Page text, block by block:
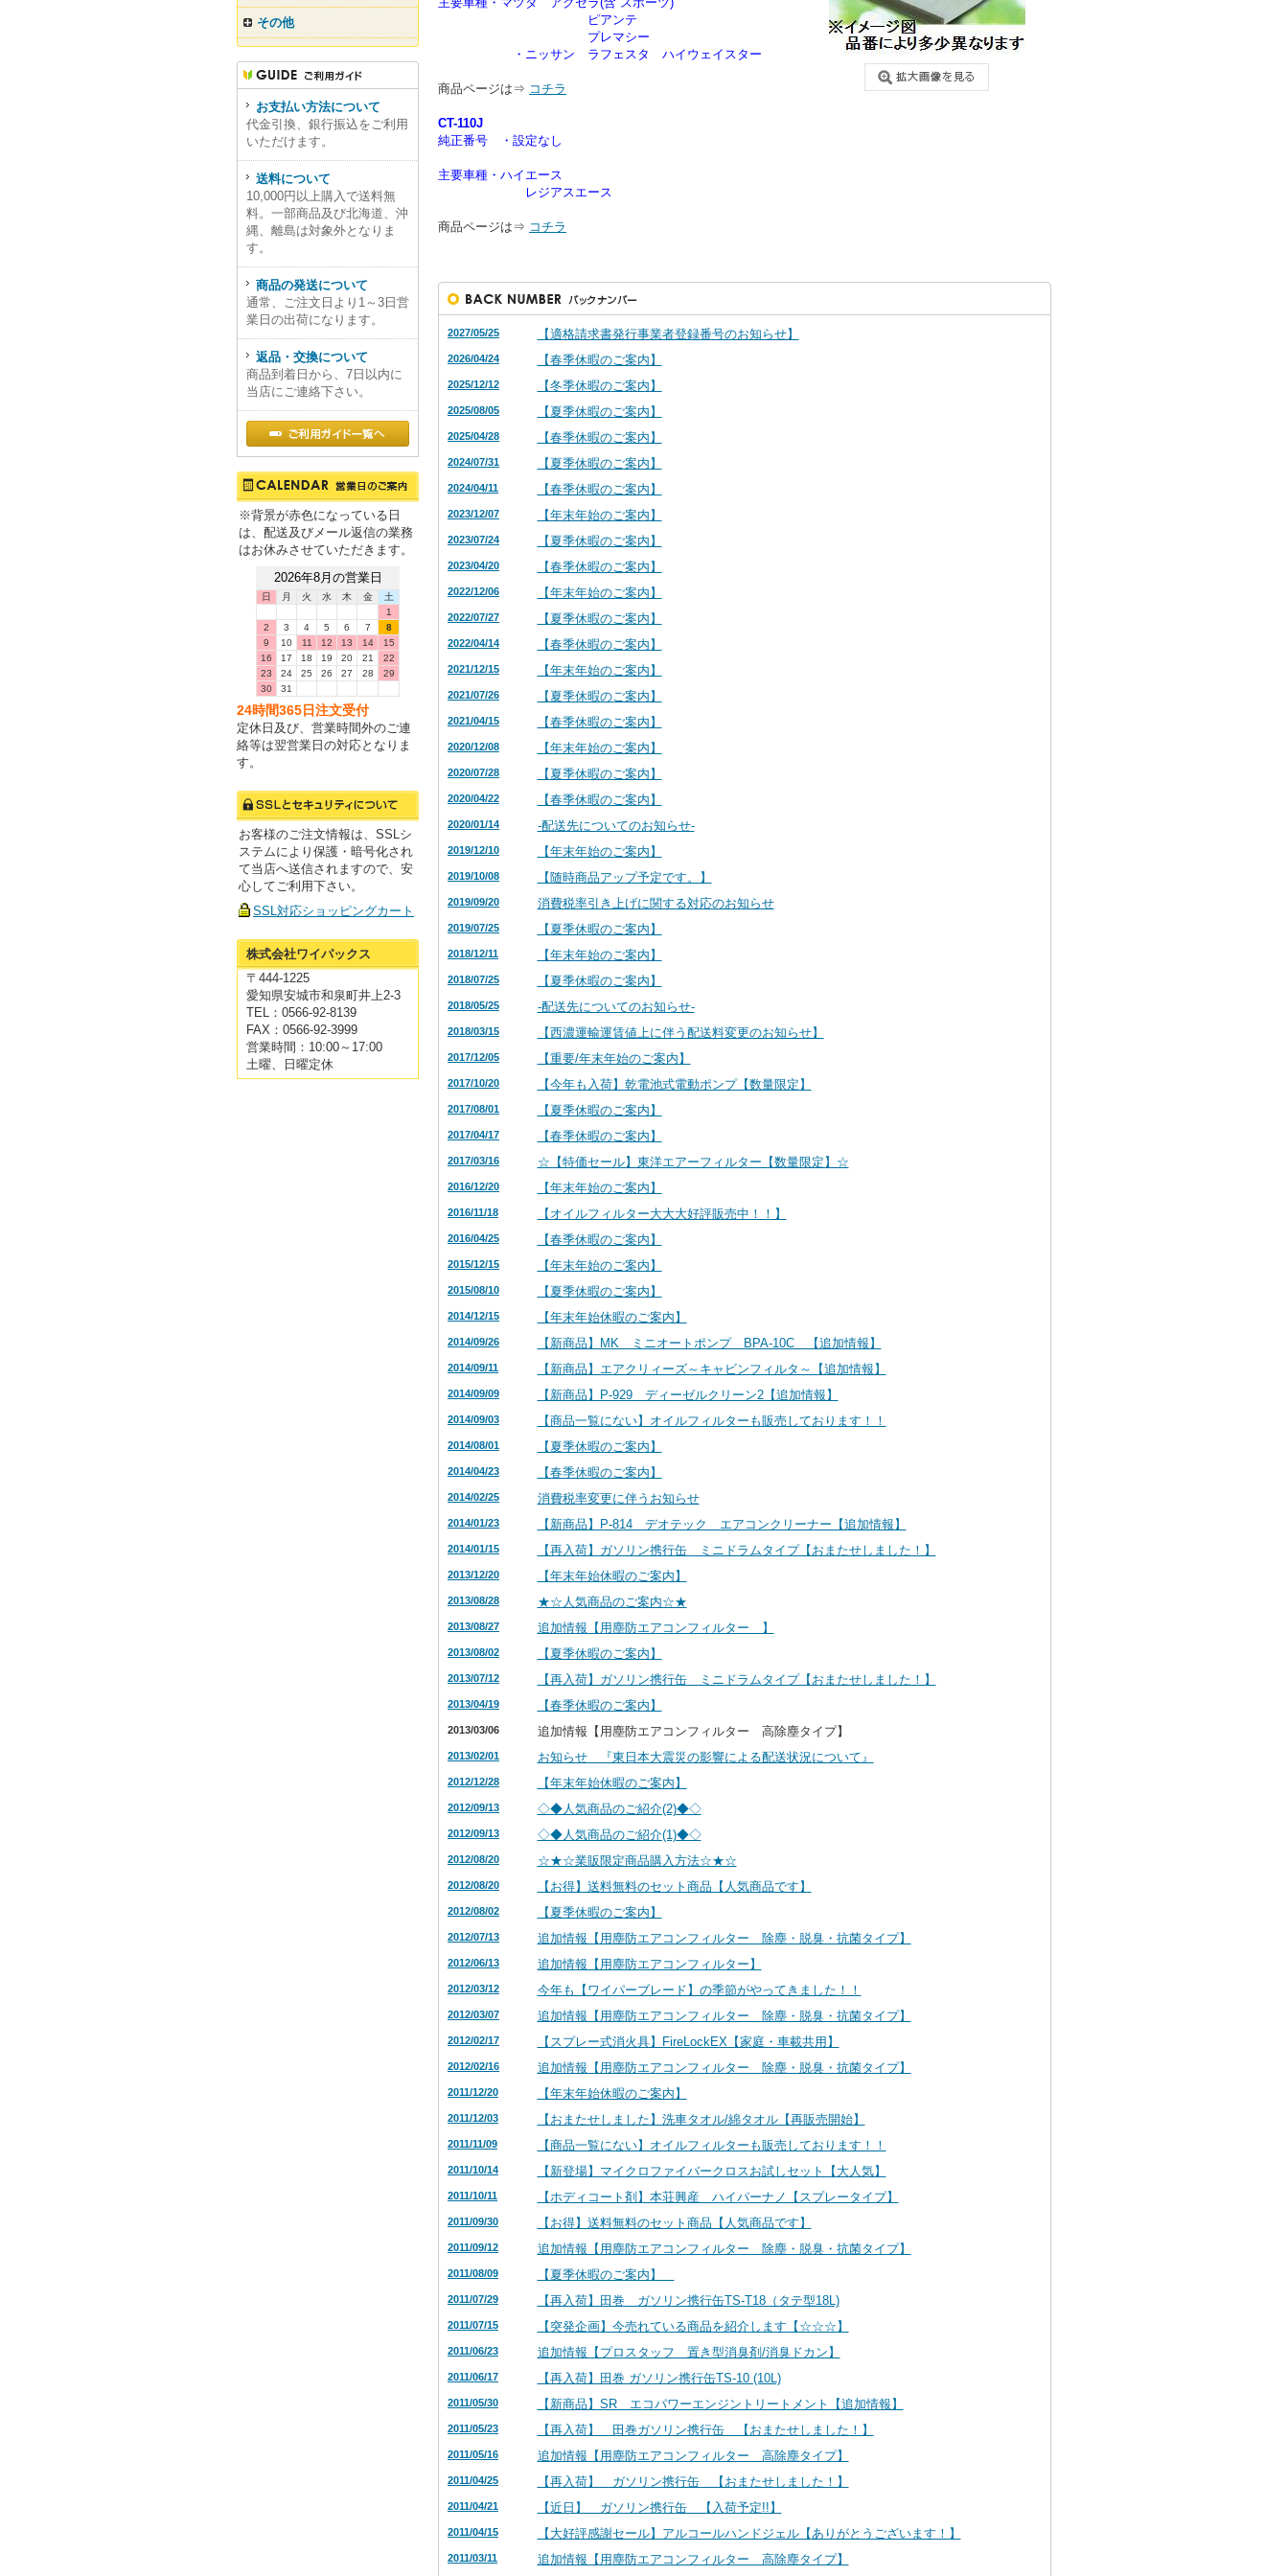
ピアンテ
プレマシー
・ニッサン ラフェスタ ハイウェイスター
商品ページは⇒ コチラ
CT-110J
純正番号 ・設定なし
主要車種・ハイエース
レジアスエース
商品ページは⇒ コチラ
2027/05/25 【適格請求書発行事業者登録番号のお知らせ】
2026/04/24 【春季休暇のご案内】
2025/12/12 【冬季休暇のご案内】
2025/08/05 【夏季休暇のご案内】
2025/04/28 【春季休暇のご案内】
2024/07/31 【夏季休暇のご案内】
2024/04/11 【春季休暇のご案内】
2023/12/07 【年末年始のご案内】
2023/07/24 【夏季休暇のご案内】
2023/04/20 【春季休暇のご案内】
2022/12/06 【年末年始のご案内】
2022/07/27 【夏季休暇のご案内】
2022/04/14 【春季休暇のご案内】
2021/12/15 【年末年始のご案内】
2021/07/26 【夏季休暇のご案内】
2021/04/15 【春季休暇のご案内】
2020/12/08 【年末年始のご案内】
2020/07/28 【夏季休暇のご案内】
2020/04/22 【春季休暇のご案内】
2020/01/14 -配送先についてのお知らせ-
2019/12/10 【年末年始のご案内】
2019/10/08 【随時商品アップ予定です。】
2019/09/20 消費税率引き上げに関する対応のお知らせ
2019/07/25 【夏季休暇のご案内】
2018/12/11 【年末年始のご案内】
2018/07/25 【夏季休暇のご案内】
2018/05/25 -配送先についてのお知らせ-
2018/03/15 【西濃運輸運賃値上に伴う配送料変更のお知らせ】
2017/12/05 【重要/年末年始のご案内】
2017/10/20 【今年も入荷】乾電池式電動ポンプ【数量限定】
2017/08/01 【夏季休暇のご案内】
2017/04/17 【春季休暇のご案内】
2017/03/16 ☆【特価セール】東洋エアーフィルター【数量限定】☆
2016/12/20 【年末年始のご案内】
2016/11/18 【オイルフィルター大大大好評販売中！！】
2016/04/25 【春季休暇のご案内】
2015/12/15 【年末年始のご案内】
2015/08/10 【夏季休暇のご案内】
2014/12/15 【年末年始休暇のご案内】
2014/09/26 【新商品】MK ミニオートポンプ BPA-10C 【追加情報】
2014/09/11 【新商品】エアクリィーズ～キャビンフィルタ～【追加情報】
2014/09/09 【新商品】P-929 ディーゼルクリーン2【追加情報】
2014/09/03 【商品一覧にない】オイルフィルターも販売しております！！
2014/08/01 【夏季休暇のご案内】
2014/04/23 【春季休暇のご案内】
2014/02/25 消費税率変更に伴うお知らせ
2014/01/23 【新商品】P-814 デオテック エアコンクリーナー【追加情報】
2014/01/15 【再入荷】ガソリン携行缶 ミニドラムタイプ【おまたせしました！】
2013/12/20 【年末年始休暇のご案内】
2013/08/28 ★☆人気商品のご案内☆★
2013/08/27 追加情報【用塵防エアコンフィルター 】
2013/08/02 【夏季休暇のご案内】
2013/07/12 【再入荷】ガソリン携行缶 ミニドラムタイプ【おまたせしました！】
2013/04/19 【春季休暇のご案内】
2013/03/06 追加情報【用塵防エアコンフィルター 高除塵タイプ】
2013/02/01 お知らせ 『東日本大震災の影響による配送状況について』
2012/12/28 【年末年始休暇のご案内】
2012/09/13 ◇◆人気商品のご紹介(2)◆◇
2012/09/13 ◇◆人気商品のご紹介(1)◆◇
2012/08/20 ☆★☆業販限定商品購入方法☆★☆
2012/08/20 【お得】送料無料のセット商品【人気商品です】
2012/08/02 【夏季休暇のご案内】
2012/07/13 追加情報【用塵防エアコンフィルター 除塵・脱臭・抗菌タイプ】
2012/06/13 追加情報【用塵防エアコンフィルター】
2012/03/12 今年も【ワイパーブレード】の季節がやってきました！！
2012/03/07 追加情報【用塵防エアコンフィルター 除塵・脱臭・抗菌タイプ】
2012/02/17 【スプレー式消火具】FireLockEX【家庭・車載共用】
2012/02/16 追加情報【用塵防エアコンフィルター 除塵・脱臭・抗菌タイプ】
2011/12/20 【年末年始休暇のご案内】
2011/12/03 【おまたせしました】洗車タオル/綿タオル【再販売開始】
2011/11/09 【商品一覧にない】オイルフィルターも販売しております！！
2011/10/14 【新登場】マイクロファイバークロスお試しセット【大人気】
2011/10/11 【ホディコート剤】本荘興産 ハイパーナノ【スプレータイプ】
2011/09/30 【お得】送料無料のセット商品【人気商品です】
2011/09/12 追加情報【用塵防エアコンフィルター 除塵・脱臭・抗菌タイプ】
2011/08/09 【夏季休暇のご案内】
2011/07/29 【再入荷】田巻 ガソリン携行缶TS-T18（タテ型18L)
2011/07/15 【突発企画】今売れている商品を紹介します【☆☆☆】
2011/06/23 追加情報【プロスタッフ 置き型消臭剤/消臭ドカン】
2011/06/17 【再入荷】田巻 ガソリン携行缶TS-10 (10L)
2011/05/30 【新商品】SR エコパワーエンジントリートメント【追加情報】
2011/05/23 【再入荷】 田巻ガソリン携行缶 【おまたせしました！】
2011/05/16 追加情報【用塵防エアコンフィルター 高除塵タイプ】
2011/04/25 【再入荷】 ガソリン携行缶 【おまたせしました！】
2011/04/21 【近日】 ガソリン携行缶 【入荷予定!!】
2011/04/15 【大好評感謝セール】アルコールハンドジェル【ありがとうございます！】
2011/03/11 追加情報【用塵防エアコンフィルター 高除塵タイプ】
その他
お支払い方法について
代金引換、銀行振込をご利用
いただけます。
送料について
10,000円以上購入で送料無
料。一部商品及び北海道、沖
縄、離島は対象外となりま
す。
商品の発送について
通常、ご注文日より1～3日営
業日の出荷になります。
返品・交換について
商品到着日から、7日以内に
当店にご連絡下さい。
※背景が赤色になっている日
は、配送及びメール返信の業務
はお休みさせていただきます。
2026年8月の営業日
日 月 火 水 木 金
土
1
2
3 4 5 6 7
8
9
10 11 12 13 14
15
16
17 18 19 20 21
22
23
24 25 26 27 28
29
30
31
24時間365日注文受付
定休日及び、営業時間外のご連
絡等は翌営業日の対応となりま
す。
お客様のご注文情報は、SSLシ
ステムにより保護・暗号化され
て当店へ送信されますので、安
心してご利用下さい。
SSL対応ショッピングカート
株式会社ワイパックス
〒444-1225
愛知県安城市和泉町井上2-3
TEL：0566-92-8139
FAX：0566-92-3999
営業時間：10:00～17:00
土曜、日曜定休